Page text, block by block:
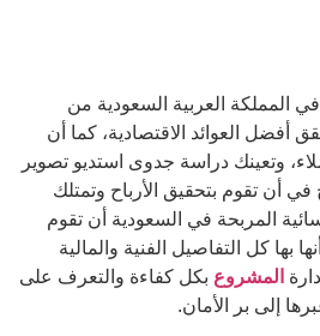
المملكة العربية السعودية من
أفضل العوائد الاقتصادية، كما أن
وتعينك دراسة جدوى استديو تصوير
أن تقوم بتحقيق الأرباح وتمتلك
المربحة في السعودية أن تقوم
بها كل التفاصيل الفنية والمالية
المشروع بكل كفاءة والتعرف على
إلى بر الأمان.